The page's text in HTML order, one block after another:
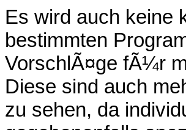
Es wird auch keine
bestimmten
VorschlÃ¤ge fÃ¼r
Diese sind auch
zu sehen, da